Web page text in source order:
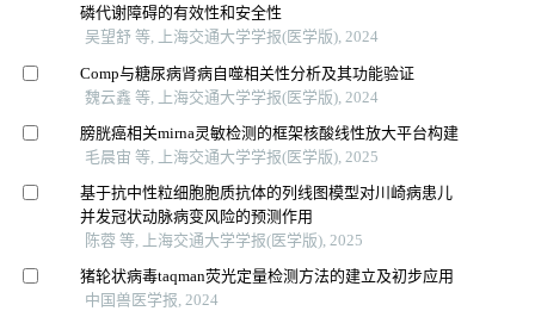
磷代谢障碍的有效性和安全性
吴望舒 等, 上海交通大学学报(医学版), 2024
Comp与糖尿病肾病自噬相关性分析及其功能验证
魏云鑫 等, 上海交通大学学报(医学版), 2024
膀胱癌相关mirna灵敏检测的框架核酸线性放大平台构建
毛晨宙 等, 上海交通大学学报(医学版), 2025
基于抗中性粒细胞胞质抗体的列线图模型对川崎病患儿
并发冠状动脉病变风险的预测作用
陈蓉 等, 上海交通大学学报(医学版), 2025
猪轮状病毒taqman荧光定量检测方法的建立及初步应用
中国兽医学报, 2024